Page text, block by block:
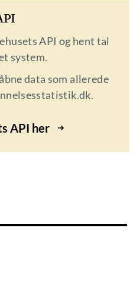
API og hent tal
system.
data som allerede
API her